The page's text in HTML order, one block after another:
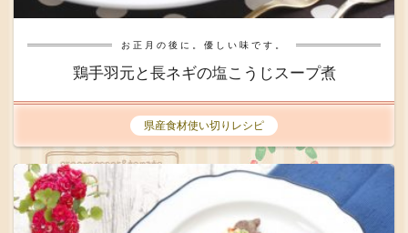
お正月の後に。優しい味です。
鶏手羽元と長ネギの塩こうじスープ煮
県産食材使い切りレシピ